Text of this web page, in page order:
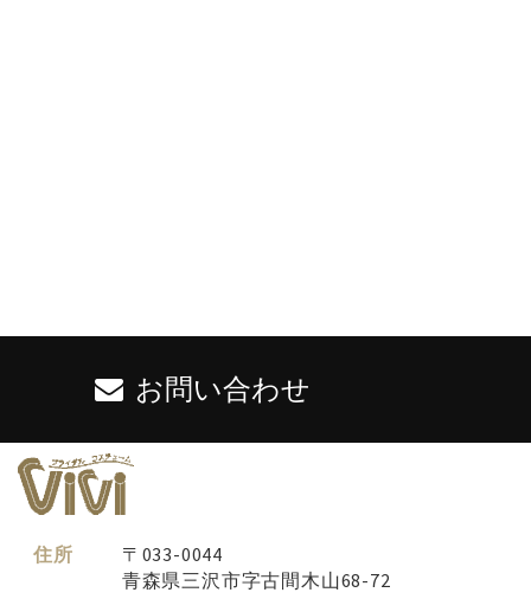
お問い合わせ
住所
〒033-0044
青森県三沢市字古間木山68-72